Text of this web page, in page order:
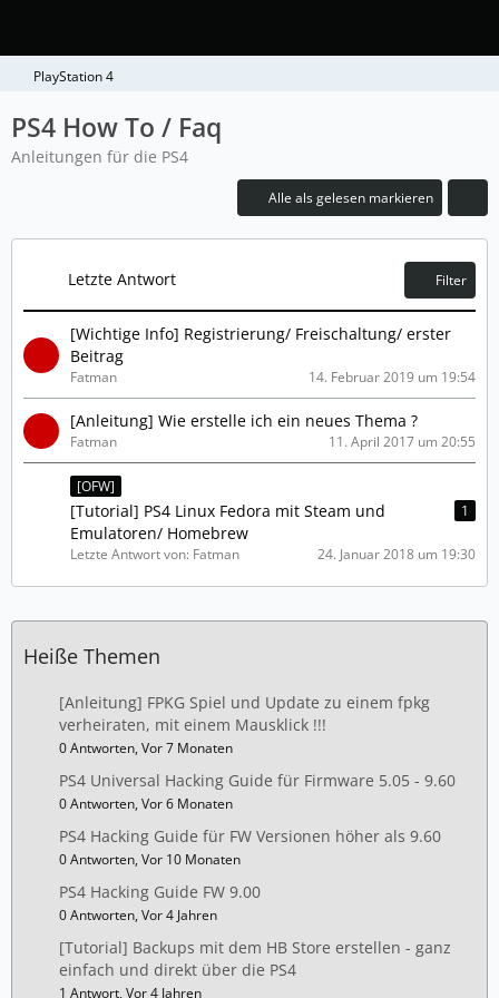
PlayStation 4
PS4 How To / Faq
Anleitungen für die PS4
Alle als gelesen markieren
Letzte Antwort Filter
[Wichtige Info] Registrierung/ Freischaltung/ erster
Beitrag
Fatman 14. Februar 2019 um 19:54
[Anleitung] Wie erstelle ich ein neues Thema ?
Fatman 11. April 2017 um 20:55
[OFW]
[Tutorial] PS4 Linux Fedora mit Steam und
Emulatoren/ Homebrew
1
Letzte Antwort von: Fatman 24. Januar 2018 um 19:30
Heiße Themen
[Anleitung] FPKG Spiel und Update zu einem fpkg
verheiraten, mit einem Mausklick !!!
0 Antworten, Vor 7 Monaten
PS4 Universal Hacking Guide für Firmware 5.05 - 9.60
0 Antworten, Vor 6 Monaten
PS4 Hacking Guide für FW Versionen höher als 9.60
0 Antworten, Vor 10 Monaten
PS4 Hacking Guide FW 9.00
0 Antworten, Vor 4 Jahren
[Tutorial] Backups mit dem HB Store erstellen - ganz
einfach und direkt über die PS4
1 Antwort, Vor 4 Jahren